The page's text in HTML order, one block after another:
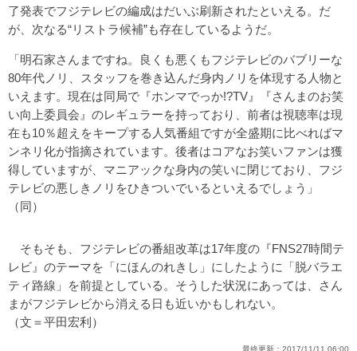
了発表でフジテレビの編成はだいぶ刷新されたといえる。だ
が、次なる“リストラ候補”も存在しているようだ。
「明石家さんまですね。良くも悪くもフジテレビのバブリーな
80年代ノリ、スタッフを巻き込んだ身内ノリを体現する人物と
いえます。現在は同局で『ホンマでっか!?TV』『さんまのお笑
い向上委員会』のレギュラーを持っており、前者は視聴率は現
在も10％超えをキープする人気番組ですが全盛期に比べればマ
ンネリ化が指摘されています。後者はコアなお笑いファンは獲
得していますが、マニアックな身内の笑いに閉じており、フジ
テレビの悪しきノリをひきついでいるといえるでしょう」
（同）
そもそも、フジテレビの番組改革は17年度の『FNS27時間テ
レビ』のテーマを「にほんのれきし」にしたように「脱バラエ
ティ路線」を前提としている。そうした状況にあっては、さん
まがフジテレビから消える日も近いかもしれない。
（文＝平田宏利）
最終更新： 2017/11/11 06:00